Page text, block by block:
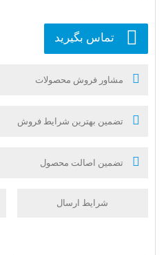
تماس بگیرید
مشاور فروش محصولات
تضمین بهترین شرایط فروش
تضمین اصالت محصول
شرایط ارسال